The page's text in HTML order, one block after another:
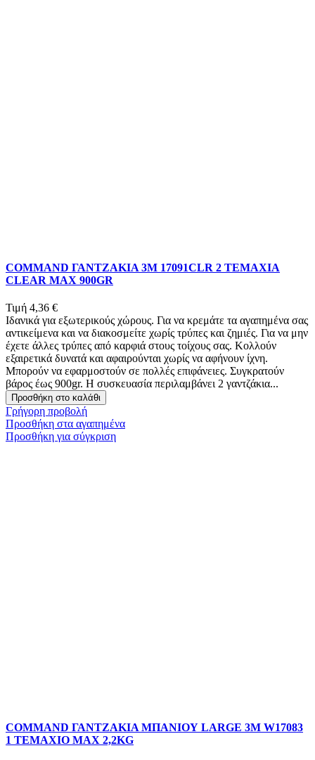
COMMAND ΓΑΝΤΖΑΚΙΑ 3Μ 17091CLR 2 ΤΕΜΑΧΙΑ
CLEAR MAX 900GR
Τιμή 4,36 €
Ιδανικά για εξωτερικούς χώρους. Για να κρεμάτε τα αγαπημένα σας
αντικείμενα και να διακοσμείτε χωρίς τρύπες και ζημιές. Για να μην
έχετε άλλες τρύπες από καρφιά στους τοίχους σας. Κολλούν
εξαιρετικά δυνατά και αφαιρούνται χωρίς να αφήνουν ίχνη.
Μπορούν να εφαρμοστούν σε πολλές επιφάνειες. Συγκρατούν
βάρος έως 900gr. Η συσκευασία περιλαμβάνει 2 γαντζάκια...
Προσθήκη στο καλάθι
Γρήγορη προβολή
Προσθήκη στα αγαπημένα
Προσθήκη για σύγκριση
COMMAND ΓΑΝΤΖΑΚΙΑ ΜΠΑΝΙΟΥ LARGE 3Μ W17083
1 ΤΕΜΑΧΙΟ MAX 2,2KG